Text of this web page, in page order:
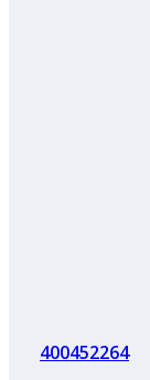
400452264